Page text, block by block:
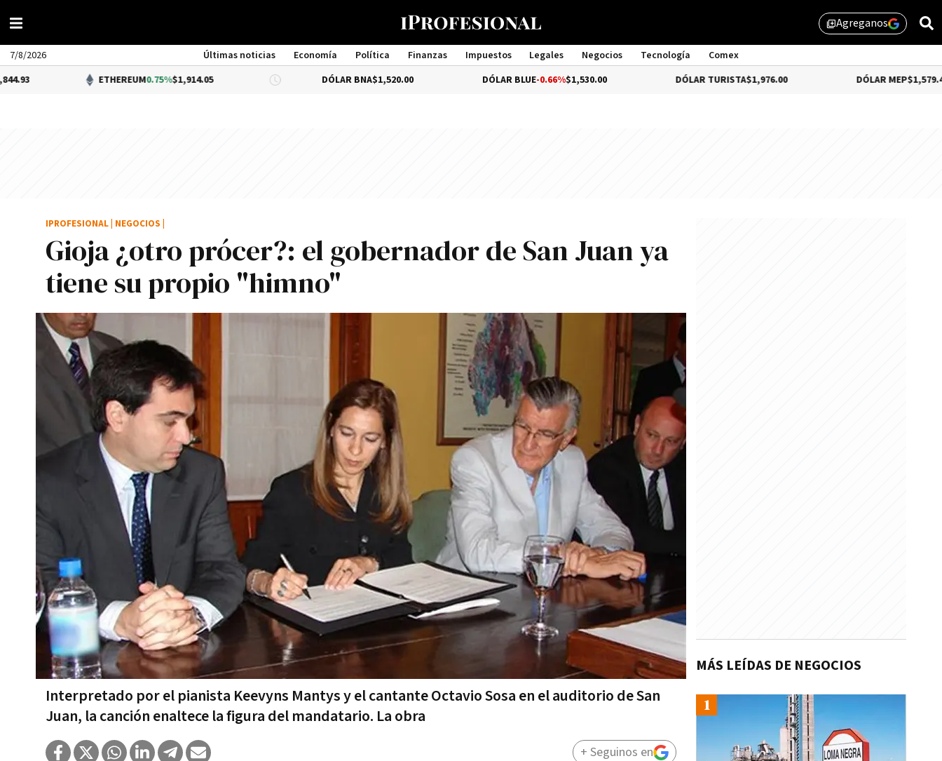
library_addAgreganos
7/8/2026 Últimas noticias Economía Política Finanzas Impuestos Legales Negocios Tecnología
Comex
Management
ETHEREUM0.75%$1,914.05 DÓLAR BNA$1,520.00 DÓLAR BLUE-0.66%$1,530.00 DÓLAR TURISTA$1,976.00 DÓLAR MEP$1,579.46
Gioja ¿otro prócer?: el gobernador de San Juan ya
tiene su propio "himno"
Interpretado por el pianista Keevyns Mantys y el cantante Octavio Sosa en el auditorio de San
Juan, la canción enaltece la figura del mandatario. La obra
IPROFESIONAL NEGOCIOS
+ Seguinos en
MÁS LEÍDAS DE NEGOCIOS